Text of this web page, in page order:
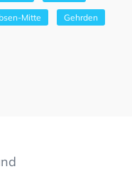
Mitte Gehrden